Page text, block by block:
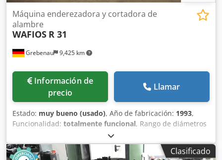
Grebenau 9,425 km
Máquina enderezadora y cortadora de
alambre
WAFIOS R 31
Información de
precio
Llamar
Estado: muy bueno (usado), Año de fabricación: 1993,
Funcionalidad: totalmente funcional, Rango de diámetros
de alambre: 1,5 - 7,0 mm Dedpozlqxlofx Agusck Longitudes
de sección: máx. 2.000 mm Velocidad de avance: 5 - 120
m/min.
Clasificado